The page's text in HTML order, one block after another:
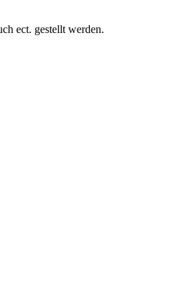
ect. gestellt werden.